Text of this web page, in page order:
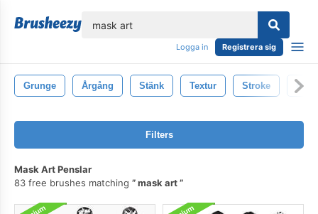
Logga in Registrera sig
Grunge Årgång Stänk Textur Stroke Måla
Filters
Mask Art Penslar
83 free brushes matching
mask art